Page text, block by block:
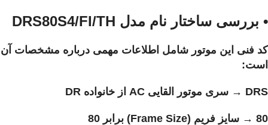
• بررسی ساختار نام مدل DRS80S4/FI/TH
کد فنی این موتور شامل اطلاعات مهمی درباره مشخصات آن
است:
DRS → سری موتور القایی AC از خانواده DR
80 → سایز فریم (Frame Size) برابر 80